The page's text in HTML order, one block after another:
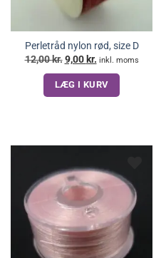
Perletråd nylon rød, size D
12,00kr. Den
oprindelige
pris
var:
12,00 kr..
9,00 kr. Den
aktuelle
pris
er:
9,00 kr..
inkl. moms
LÆG I KURV